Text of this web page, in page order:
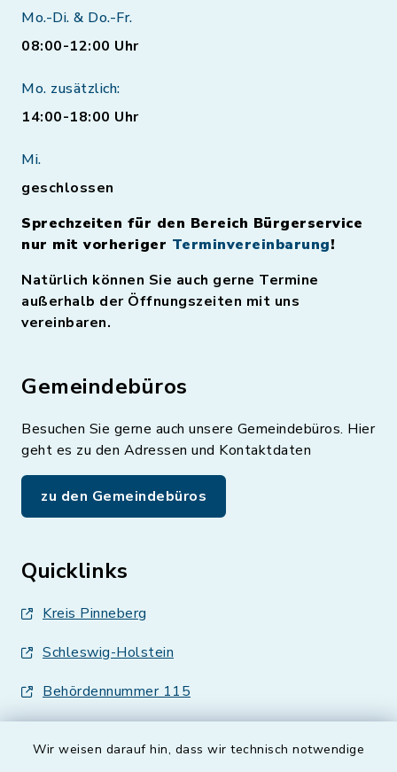
Wir weisen darauf hin, dass wir technisch notwendige
Mo.-Di. & Do.-Fr.
08:00-12:00 Uhr
Mo. zusätzlich:
14:00-18:00 Uhr
Mi.
geschlossen
Sprechzeiten für den Bereich Bürgerservice
nur mit vorheriger Terminvereinbarung!
Natürlich können Sie auch gerne Termine
außerhalb der Öffnungszeiten mit uns
vereinbaren.
Gemeindebüros
Besuchen Sie gerne auch unsere Gemeindebüros. Hier
geht es zu den Adressen und Kontaktdaten
zu den Gemeindebüros
Quicklinks
Kreis Pinneberg
Schleswig-Holstein
Behördennummer 115